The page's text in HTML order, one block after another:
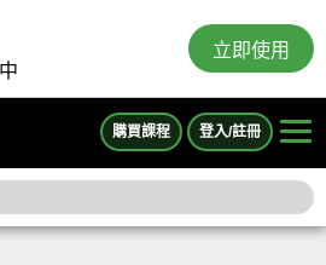
立即使用
購買課程 登入/註冊